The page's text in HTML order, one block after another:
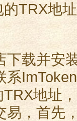
TRX地
下载并安
系
TRX地址
易，首先